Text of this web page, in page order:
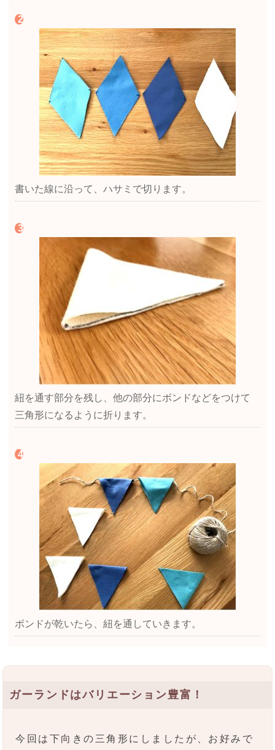
書いた線に沿って、ハサミで切ります。
紐を通す部分を残し、他の部分にボンドなどをつけて
三角形になるように折ります。
ボンドが乾いたら、紐を通していきます。
ガーランドはバリエーション豊富！
今回は下向きの三角形にしましたが、お好みで